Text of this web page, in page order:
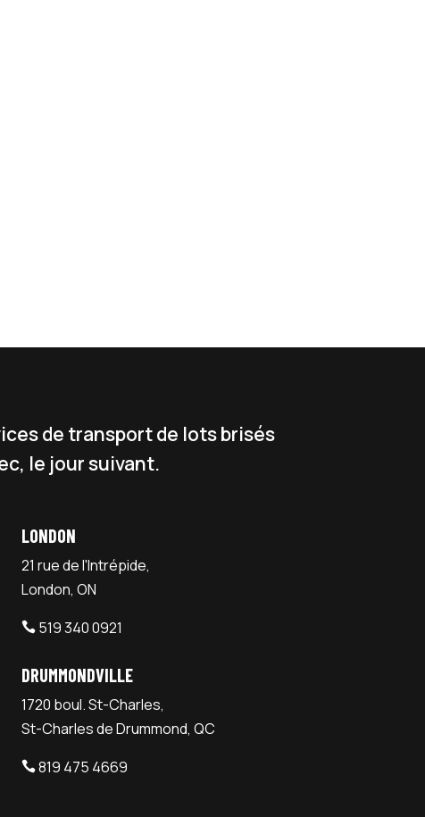
de transport de lots brisés
le jour suivant.
LONDON
21 rue de l'Intrépide,
London, ON
 519 340 0921
DRUMMONDVILLE
1720 boul. St-Charles,
St-Charles de Drummond, QC
 819 475 4669